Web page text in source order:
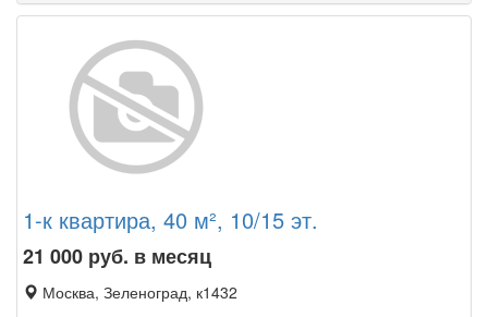
1-к квартира, 40 м², 10/15 эт.
21 000 руб. в месяц
Москва, Зеленоград, к1432